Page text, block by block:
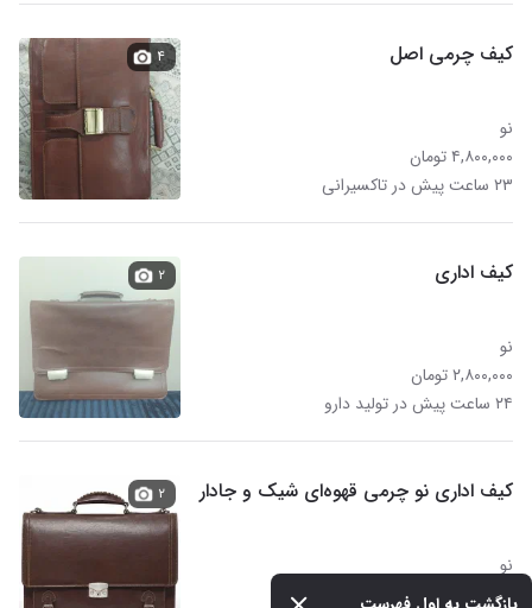
کیف چرمی اصل
نو
۴,۸۰۰,۰۰۰ تومان
۲۳ ساعت پیش در تاکسیرانی
۴
کیف اداری
نو
۲,۸۰۰,۰۰۰ تومان
۲۴ ساعت پیش در تولید دارو
۲
کیف اداری نو چرمی قهوه‌ای شیک و جادار
نو
۷,۰۰۰,۰۰۰ تومان
۲